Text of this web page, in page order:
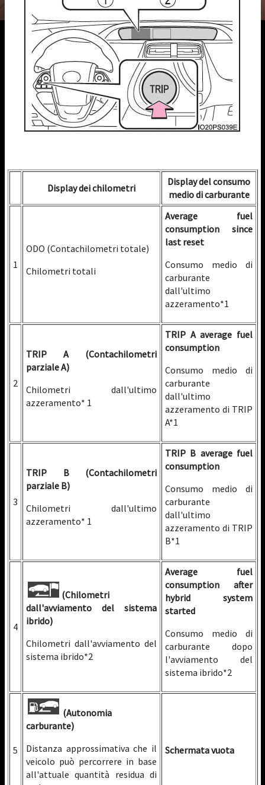
Display dei chilometri
Display del consumo
medio di carburante
1
ODO (Contachilometri totale)
Chilometri totali
Average fuel
consumption since
last reset
Consumo medio di
carburante
dall'ultimo
azzeramento*1
2
TRIP A (Contachilometri
parziale A)
Chilometri dall'ultimo
azzeramento* 1
TRIP A average fuel
consumption
Consumo medio di
carburante
dall'ultimo
azzeramento di TRIP
A*1
3
TRIP B (Contachilometri
parziale B)
Chilometri dall'ultimo
azzeramento* 1
TRIP B average fuel
consumption
Consumo medio di
carburante
dall'ultimo
azzeramento di TRIP
B*1
4
(Chilometri
dall'avviamento del sistema
ibrido)
Chilometri dall'avviamento del
sistema ibrido*2
Average fuel
consumption after
hybrid system
started
Consumo medio di
carburante dopo
l'avviamento del
sistema ibrido*2
5
(Autonomia
carburante)
Distanza approssimativa che il
veicolo può percorrere in base
all'attuale quantità residua di
Schermata vuota